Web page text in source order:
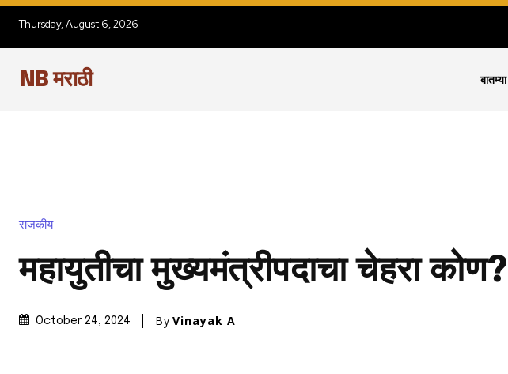
Thursday, August 6, 2026
NB मराठी बातम्या
राजकीय
महायुतीचा मुख्यमंत्रीपदाचा चेहरा कोण?
October 24, 2024 By Vinayak A